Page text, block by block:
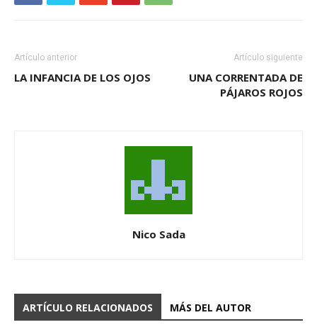
Artículo anterior
LA INFANCIA DE LOS OJOS
Artículo siguiente
UNA CORRENTADA DE
PÁJAROS ROJOS
Nico Sada
ARTÍCULO RELACIONADOS MÁS DEL AUTOR